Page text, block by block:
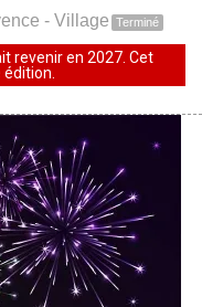
- Village Terminé
revenir en 2027. Cet